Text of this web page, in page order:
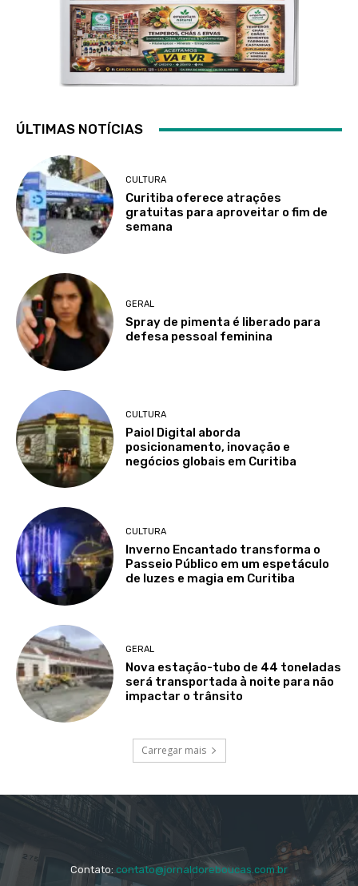
ÚLTIMAS NOTÍCIAS
CULTURA
Curitiba oferece atrações
gratuitas para aproveitar o fim de
semana
GERAL
Spray de pimenta é liberado para
defesa pessoal feminina
CULTURA
Paiol Digital aborda
posicionamento, inovação e
negócios globais em Curitiba
CULTURA
Inverno Encantado transforma o
Passeio Público em um espetáculo
de luzes e magia em Curitiba
GERAL
Nova estação-tubo de 44 toneladas
será transportada à noite para não
impactar o trânsito
Carregar mais
Contato:contato@jornaldoreboucas.com.br